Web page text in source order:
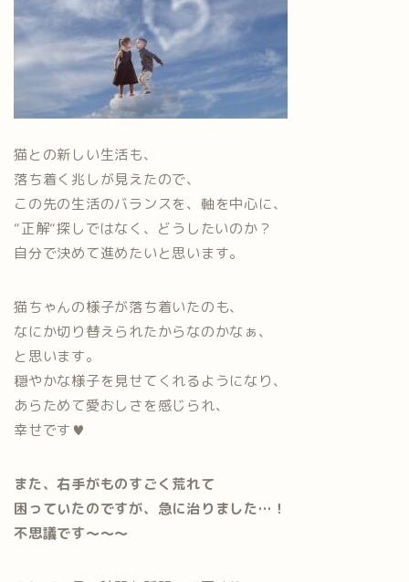
猫との新しい生活も、
落ち着く兆しが見えたので、
この先の生活のバランスを、軸を中心に、
“正解“探しではなく、どうしたいのか？
自分で決めて進めたいと思います。
猫ちゃんの様子が落ち着いたのも、
なにか切り替えられたからなのかなぁ、
と思います。
穏やかな様子を見せてくれるようになり、
あらためて愛おしさを感じられ、
幸せです♥
また、右手がものすごく荒れて
困っていたのですが、急に治りました…！
不思議です〜〜〜